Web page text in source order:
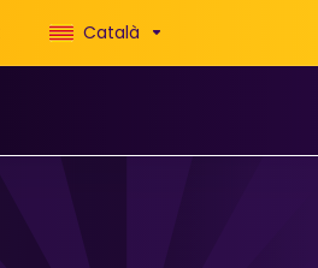
Català